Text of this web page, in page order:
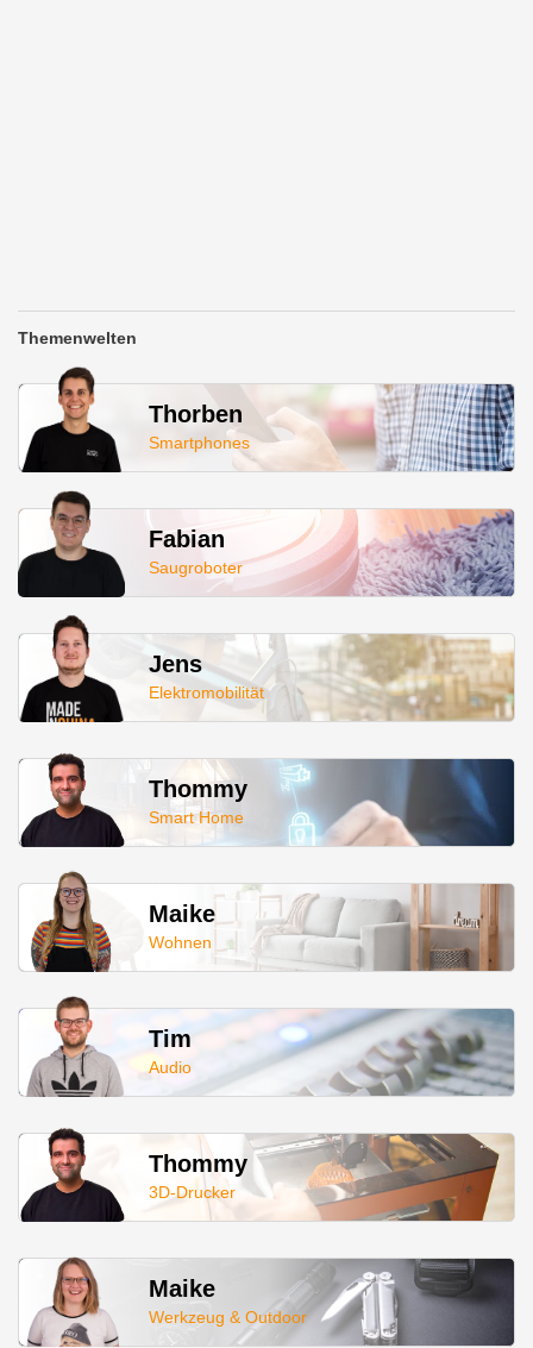
Themenwelten
Thorben
Smartphones
Fabian
Saugroboter
Jens
Elektromobilität
Thommy
Smart Home
Maike
Wohnen
Tim
Audio
Thommy
3D-Drucker
Maike
Werkzeug & Outdoor